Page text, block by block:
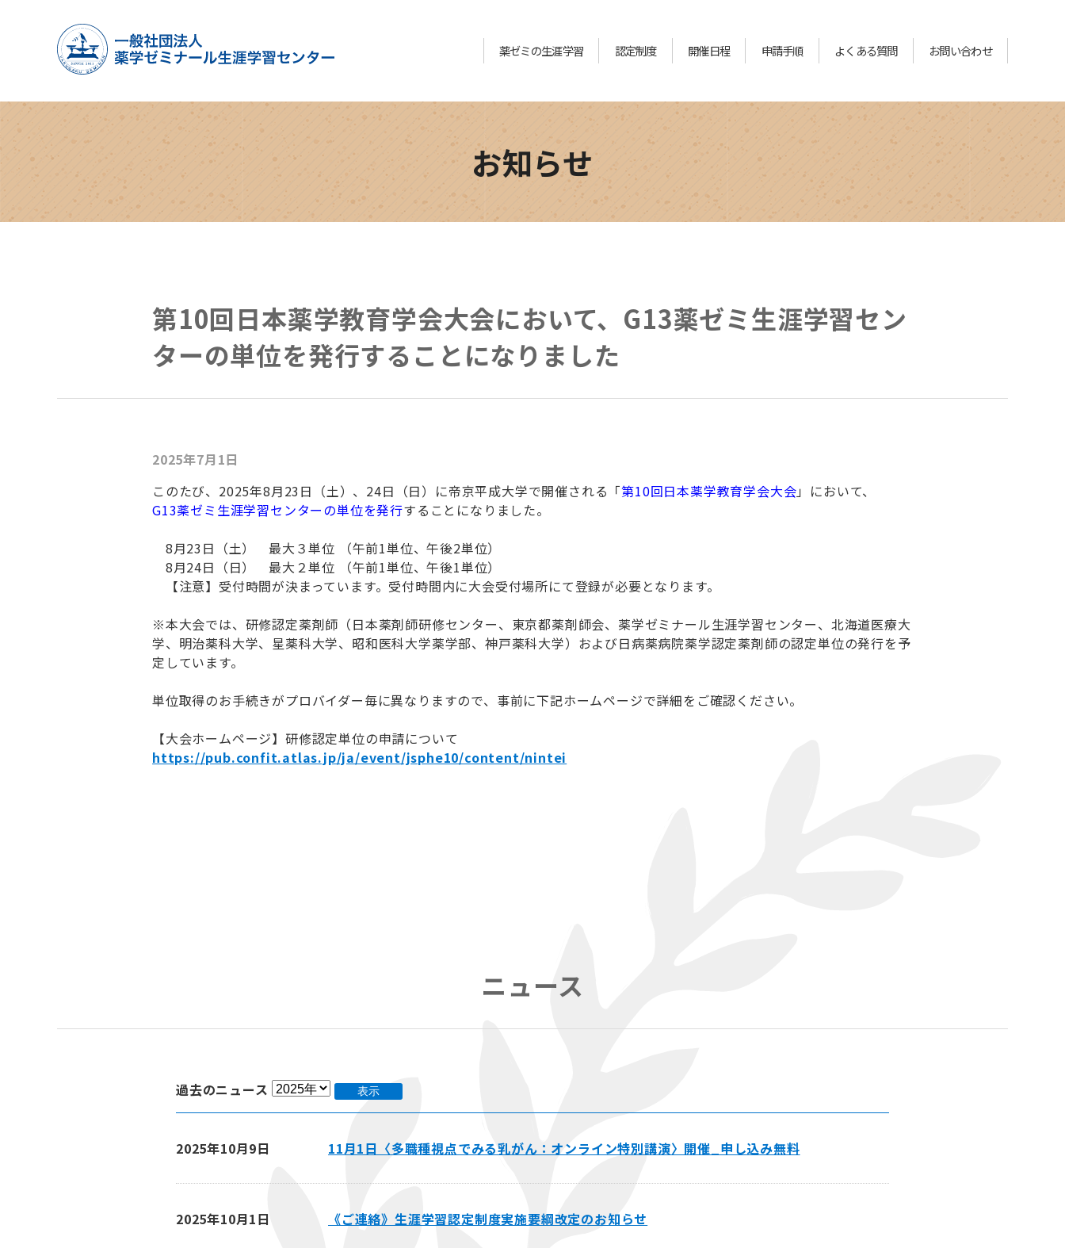
薬ゼミの生涯学習 認定制度 開催日程 申請手順 よくある質問 お問い合わせ
お知らせ
第10回日本薬学教育学会大会において、G13薬ゼミ生涯学習セン
ターの単位を発行することになりました
2025年7月1日
このたび、2025年8月23日（土）、24日（日）に帝京平成大学で開催される「第10回日本薬学教育学会大会」において、
G13薬ゼミ生涯学習センターの単位を発行することになりました。
8月23日（土） 最大３単位 （午前1単位、午後2単位）
8月24日（日） 最大２単位 （午前1単位、午後1単位）
【注意】受付時間が決まっています。受付時間内に大会受付場所にて登録が必要となります。
※本大会では、研修認定薬剤師（日本薬剤師研修センター、東京都薬剤師会、薬学ゼミナール生涯学習センター、北海道医療大
学、明治薬科大学、星薬科大学、昭和医科大学薬学部、神戸薬科大学）および日病薬病院薬学認定薬剤師の認定単位の発行を予
定しています。
単位取得のお手続きがプロバイダー毎に異なりますので、事前に下記ホームページで詳細をご確認ください。
【大会ホームページ】研修認定単位の申請について
https://pub.confit.atlas.jp/ja/event/jsphe10/content/nintei
ニュース
過去のニュース 表示
2025年10月9日 11月1日〈多職種視点でみる乳がん：オンライン特別講演〉開催_申し込み無料
2025年10月1日 《ご連絡》生涯学習認定制度実施要綱改定のお知らせ